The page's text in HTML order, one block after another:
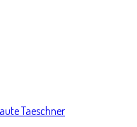
Taeschner